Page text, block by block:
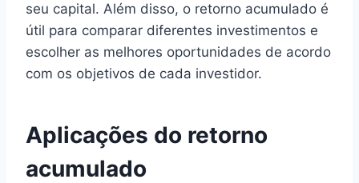
seu capital. Além disso, o retorno acumulado é
útil para comparar diferentes investimentos e
escolher as melhores oportunidades de acordo
com os objetivos de cada investidor.
Aplicações do retorno
acumulado